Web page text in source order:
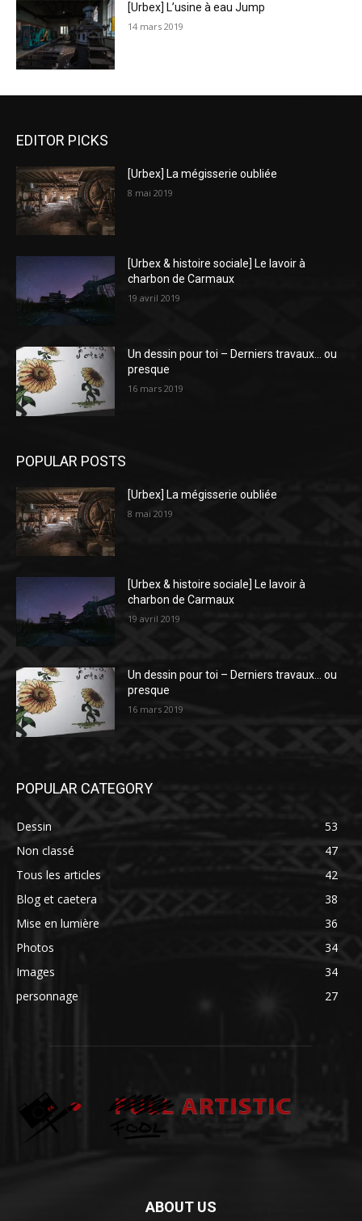
[Urbex] L’usine à eau Jump
14 mars 2019
EDITOR PICKS
[Urbex] La mégisserie oubliée
8 mai 2019
[Urbex & histoire sociale] Le lavoir à
charbon de Carmaux
19 avril 2019
Un dessin pour toi – Derniers travaux… ou
presque
16 mars 2019
POPULAR POSTS
[Urbex] La mégisserie oubliée
8 mai 2019
[Urbex & histoire sociale] Le lavoir à
charbon de Carmaux
19 avril 2019
Un dessin pour toi – Derniers travaux… ou
presque
16 mars 2019
POPULAR CATEGORY
Dessin
53
Non classé
47
Tous les articles
42
Blog et caetera
38
Mise en lumière
36
Photos
34
Images
34
personnage
27
ABOUT US